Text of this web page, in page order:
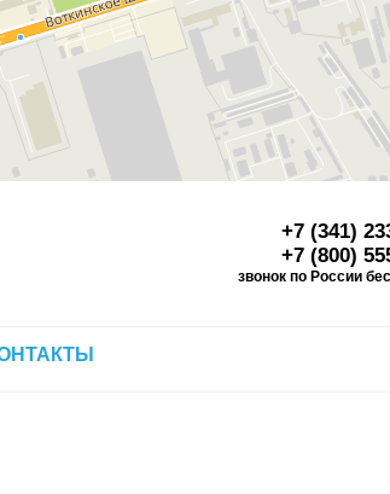
+7 (341)
+7 (800)
звонок по России